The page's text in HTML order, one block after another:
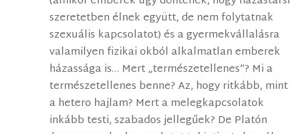
szeretetben élnek együtt, de nem folytatnak
szexuális kapcsolatot) és a gyermekvállalásra
valamilyen fizikai okból alkalmatlan emberek
házassága is… Mert „természetellenes”? Mi a
természetellenes benne? Az, hogy ritkább, mint
a hetero hajlam? Mert a melegkapcsolatok
inkább testi, szabados jellegűek? De Platón